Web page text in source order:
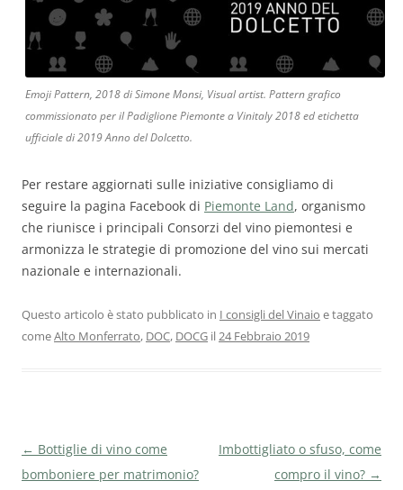
Emoji Pattern, 2018 di Simone Monsi, Visual artist. Pattern grafico
commissionato per il Padiglione Piemonte a Vinitaly 2018 ed etichetta
ufficiale di 2019 Anno del Dolcetto.
Per restare aggiornati sulle iniziative consigliamo di
seguire la pagina Facebook di Piemonte Land, organismo
che riunisce i principali Consorzi del vino piemontesi e
armonizza le strategie di promozione del vino sui mercati
nazionale e internazionali.
Questo articolo è stato pubblicato in I consigli del Vinaio e taggato
comeAlto Monferrato, DOC, DOCG il24 Febbraio 2019
Navigazione
articolo
← Bottiglie di vino come
bomboniere per matrimonio?
Imbottigliato o sfuso, come
compro il vino? →